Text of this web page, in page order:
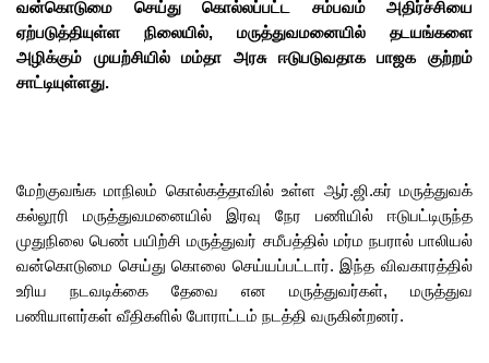
வன்கொடுமை செய்து கொல்லப்பட்ட சம்பவம் அதிர்ச்சியை
ஏற்படுத்தியுள்ள நிலையில், மருத்துவமனையில் தடயங்களை
அழிக்கும் முயற்சியில் மம்தா அரசு ஈடுபடுவதாக பாஜக குற்றம்
சாட்டியுள்ளது.
மேற்குவங்க மாநிலம் கொல்கத்தாவில் உள்ள ஆர்.ஜி.கர் மருத்துவக்
கல்லூரி மருத்துவமனையில் இரவு நேர பணியில் ஈடுபட்டிருந்த
முதுநிலை பெண் பயிற்சி மருத்துவர் சமீபத்தில் மர்ம நபரால் பாலியல்
வன்கொடுமை செய்து கொலை செய்யப்பட்டார். இந்த விவகாரத்தில்
உரிய நடவடிக்கை தேவை என மருத்துவர்கள், மருத்துவ
பணியாளர்கள் வீதிகளில் போராட்டம் நடத்தி வருகின்றனர்.